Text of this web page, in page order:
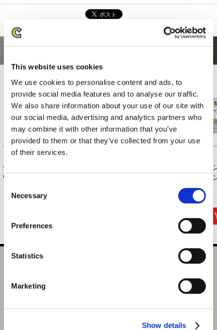
This website uses cookies
We use cookies to personalise content and ads, to
provide social media features and to analyse our traffic.
We also share information about your use of our site with
our social media, advertising and analytics partners who
may combine it with other information that you’ve
provided to them or that they’ve collected from your use
of their services.
Selection
Necessary
Preferences
Statistics
Marketing
Show details
モンスターハンター
ワイルズ 漢字名湯...
2,200円 3,850円 (税込)
モンスターハンターワイルズ 飛び出すTシャツ ヌ・エグド
Lサイズ / ヌ・エグドラ
商品を選びなおす